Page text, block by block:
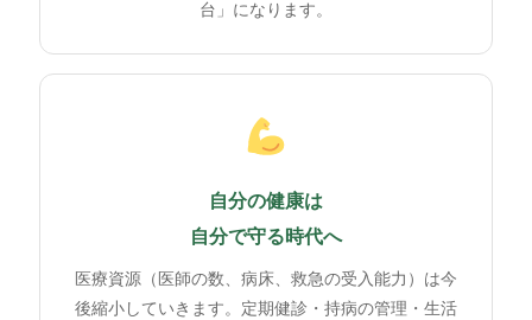
台」になります。
自分の健康は
自分で守る時代へ
医療資源（医師の数、病床、救急の受入能力）は今
後縮小していきます。定期健診・持病の管理・生活